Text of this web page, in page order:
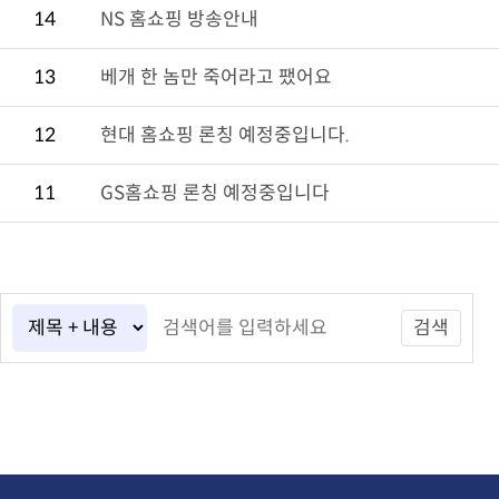
14 NS 홈쇼핑 방송안내
13 베개 한 놈만 죽어라고 팼어요
12 현대 홈쇼핑 론칭 예정중입니다.
11 GS홈쇼핑 론칭 예정중입니다
검색